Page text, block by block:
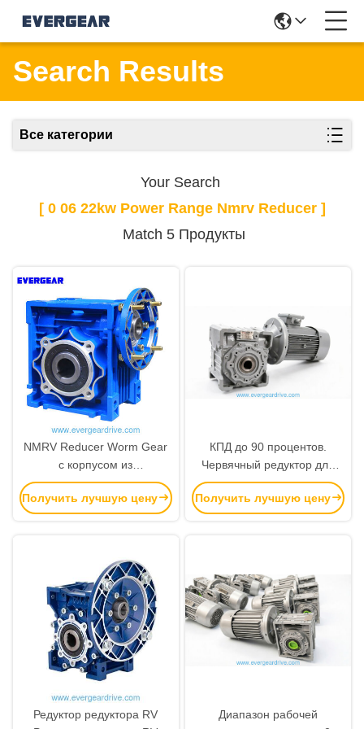
Search Results
Все категории
Your Search
[ 0 06 22kw Power Range Nmrv Reducer ]
Match 5 Продукты
NMRV Reducer Worm Gear
с корпусом из
алюминиевого сплава,
закаленным валом червя и
диапазоном мощности 0,06
Получить лучшую цену
КПД до 90 процентов.
Червячный редуктор для
автофургона. Диапазон
мощности: от 0,06 до 22
кВт. Синий или серебристый
Получить лучшую цену
Редуктор редуктора RV
Диапазон рабочей